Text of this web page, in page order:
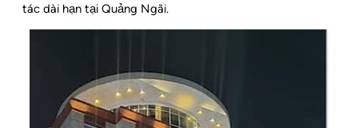
tác dài hạn tại Quảng Ngãi.